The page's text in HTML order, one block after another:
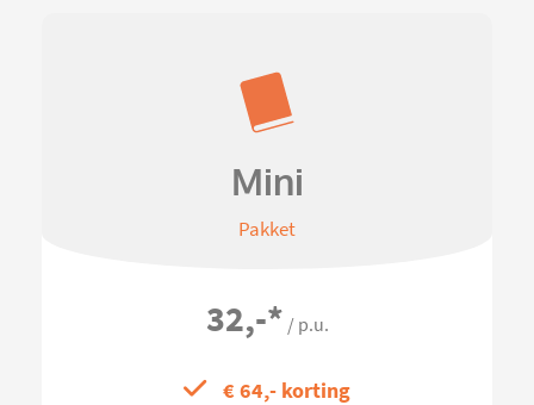
Mini
Pakket
32,-* / p.u.
€ 64,- korting